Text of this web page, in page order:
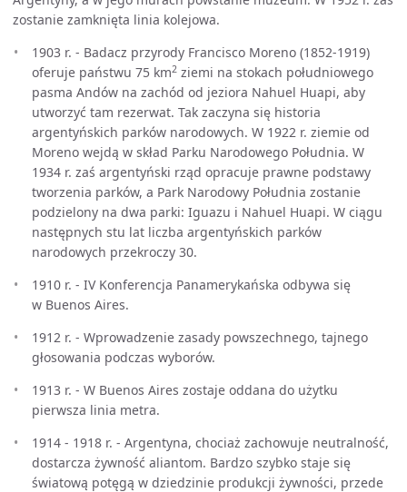
zostanie zamknięta linia kolejowa.
1903 r. - Badacz przyrody Francisco Moreno (1852-1919)
oferuje państwu 75 km2 ziemi na stokach południowego
pasma Andów na zachód od jeziora Nahuel Huapi, aby
utworzyć tam rezerwat. Tak zaczyna się historia
argentyńskich parków narodowych. W 1922 r. ziemie od
Moreno wejdą w skład Parku Narodowego Południa. W
1934 r. zaś argentyński rząd opracuje prawne podstawy
tworzenia parków, a Park Narodowy Południa zostanie
podzielony na dwa parki: Iguazu i Nahuel Huapi. W ciągu
następnych stu lat liczba argentyńskich parków
narodowych przekroczy 30.
1910 r. - IV Konferencja Panamerykańska odbywa się
w Buenos Aires.
1912 r. - Wprowadzenie zasady powszechnego, tajnego
głosowania podczas wyborów.
1913 r. - W Buenos Aires zostaje oddana do użytku
pierwsza linia metra.
1914 - 1918 r. - Argentyna, chociaż zachowuje neutralność,
dostarcza żywność aliantom. Bardzo szybko staje się
światową potęgą w dziedzinie produkcji żywności, przede